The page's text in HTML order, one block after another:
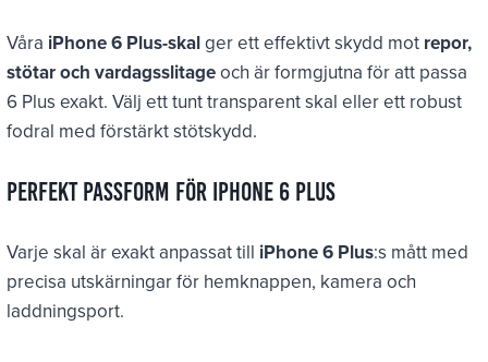
Våra iPhone 6 Plus-skalger ett effektivt skydd mot repor,
stötar och vardagsslitageoch är formgjutna för att passa
6 Plus exakt. Välj ett tunt transparent skal eller ett robust
fodral med förstärkt stötskydd.
Perfekt passform för iPhone 6 Plus
Varje skal är exakt anpassat till iPhone 6 Plus:s mått med
precisa utskärningar för hemknappen, kamera och
laddningsport.